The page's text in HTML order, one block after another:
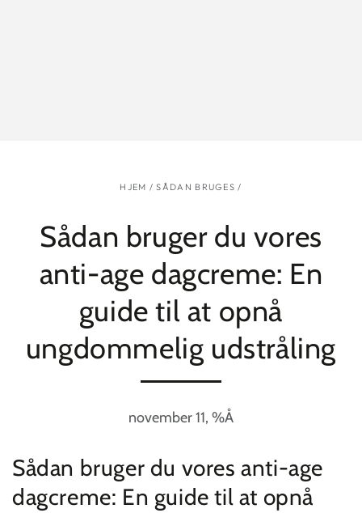
HJEM / SÅDAN BRUGES /
Sådan bruger du vores
anti-age dagcreme: En
guide til at opnå
ungdommelig udstråling
november 11, %Å
Sådan bruger du vores anti-age
dagcreme: En guide til at opnå